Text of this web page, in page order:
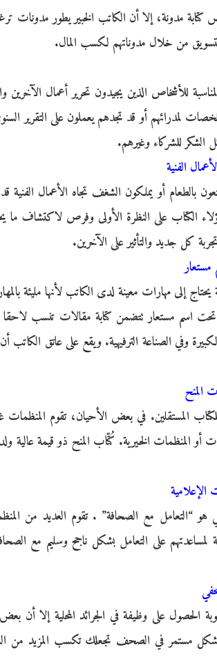
مدونة، إلا أن الكاتب الخبير يطور مدونات
من خلال مدوناتهم لكسب المال.
المناسبة للأشخاص الذين يجيدون تحرير أعمال
لمدرائهم أو قد تجدهم يعملون على التقرير
الشكر للشركاء وغيرهم.
بالطعام أو يملكون الشغف تجاه الأعمال الفنية
الكتاب على النظرة الأولى وفرص لاكتشاف
تجربة كل جديد والتأثير على الآخرين.
يحتاج إلى مهارات معينة لدى الكاتب لأنها مليئة
تحت اسم مستعار تتضمن كتابة مقالات تنسب لاحقا
وفي الصناعة الترفيهية. ويقع على عاتق الكاتب
المستقلين. في بعض الأحيان، تقوم المنظمات
أو المنظمات الخيرية. كُتّاب المنح ذو قيمة عالية
هو “التعامل مع الصحافة” . تقوم العديد من
لمساعدتهم على التعامل بشكل ناجح وسليم مع
الحصول على وظيفة في الجرائد المحلية إلا
بشكل مستمر في الصحف تجعلك تكسب المزيد من